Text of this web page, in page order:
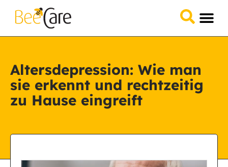
Altersdepression: Wie man
sie erkennt und rechtzeitig
zu Hause eingreift